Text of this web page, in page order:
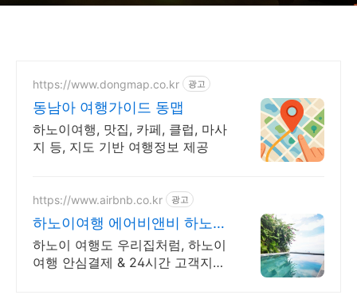
https://www.dongmap.co.kr 광고
동남아 여행가이드 동맵
하노이여행, 맛집, 카페, 클럽, 마사
지 등, 지도 기반 여행정보 제공
https://www.airbnb.co.kr 광고
하노이여행 에어비앤비 하노이
인기숙소 둘러보기
하노이 여행도 우리집처럼, 하노이
여행 안심결제 & 24시간 고객지원!